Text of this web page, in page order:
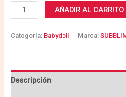
AÑADIR AL CARRITO
Categoría: Babydoll Marca:
Descripción